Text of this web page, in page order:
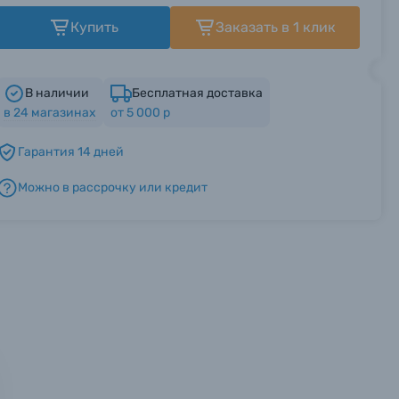
Купить Заказать в 1 клик
В наличии
в 24 магазинах
Бесплатная доставка
от 5 000 р
Гарантия 14 дней
Можно в рассрочку или кредит